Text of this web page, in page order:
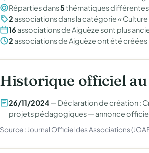
Réparties dans5thématiques
2 associations dans la catégorie « Culture
16 associations de Aiguèze sont plus
2 associations de Aiguèze ont été créées
Historique officiel
26/11/2024— Déclaration de création :
projets pédagogiques — annonce
Source : Journal Officiel des Associations